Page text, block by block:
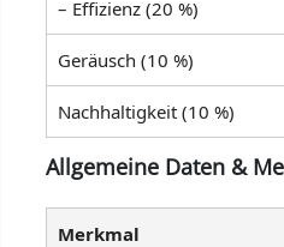
– Effizienz (20 %)
Geräusch (10 %)
Nachhaltigkeit (10 %)
Allgemeine Daten &
Merkmal